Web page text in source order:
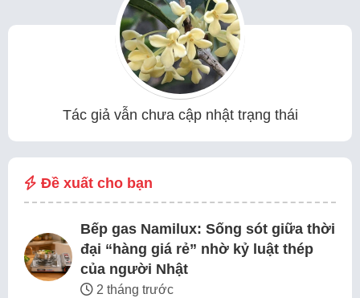
Tác giả vẫn chưa cập nhật trạng thái
Đề xuất cho bạn
Bếp gas Namilux: Sống sót giữa thời
đại “hàng giá rẻ” nhờ kỷ luật thép
của người Nhật
2 tháng trước